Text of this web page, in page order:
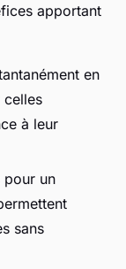
apportant
en
celles
à leur
pour un
sans